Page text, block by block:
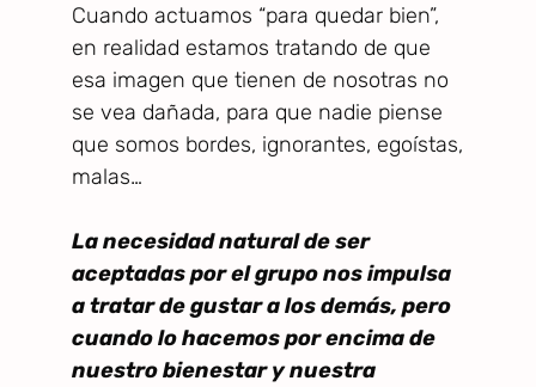
Cuando actuamos “para quedar bien”,
en realidad estamos tratando de que
esa imagen que tienen de nosotras no
se vea dañada, para que nadie piense
que somos bordes, ignorantes, egoístas,
malas…
La necesidad natural de ser
aceptadas por el grupo nos impulsa
a tratar de gustar a los demás, pero
cuando lo hacemos por encima de
nuestro bienestar y nuestra